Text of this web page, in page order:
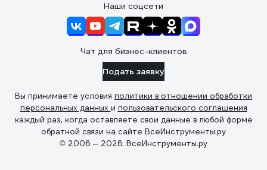
Наши соцсети
Чат для бизнес-клиентов
Подать заявку
Вы принимаете условия политики в отношении обработки
персональных данных и пользовательского соглашения
каждый раз, когда оставляете свои данные в любой форме
обратной связи на сайте ВсеИнструменты.ру
© 2006 — 2026. ВсеИнструменты.ру